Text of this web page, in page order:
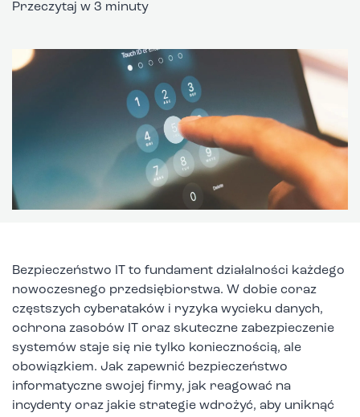
Przeczytaj w 3 minuty
Bezpieczeństwo IT to fundament działalności każdego
nowoczesnego przedsiębiorstwa. W dobie coraz
częstszych cyberataków i ryzyka wycieku danych,
ochrona zasobów IT oraz skuteczne zabezpieczenie
systemów staje się nie tylko koniecznością, ale
obowiązkiem. Jak zapewnić bezpieczeństwo
informatyczne swojej firmy, jak reagować na
incydenty oraz jakie strategie wdrożyć, aby uniknąć